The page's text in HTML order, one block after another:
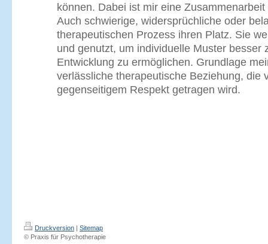
können. Dabei ist mir eine
Auch schwierige, widersprüchliche oder
therapeutischen Prozess ihren Platz. Sie
und genutzt, um individuelle Muster besser
Entwicklung zu ermöglichen. Grundlage
verlässliche therapeutische Beziehung, die
gegenseitigem Respekt getragen wird.
Druckversion | Sitemap
© Praxis für Psychotherapie